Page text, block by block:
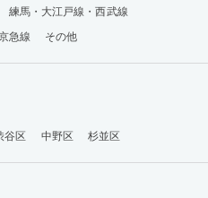
練馬・大江戸線・西武線
急線 その他
谷区 中野区 杉並区